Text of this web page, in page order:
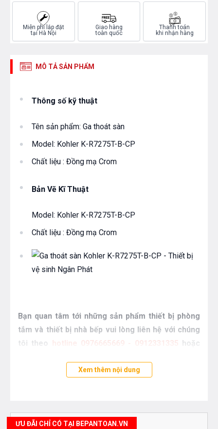
Miễn phí lắp đặt
tại Hà Nội
Giao hàng
toàn quốc
Thanh toán
khi nhận hàng
MÔ TẢ SẢN PHẨM
Thông số kỹ thuật
Tên sản phẩm: Ga thoát sàn
Model: Kohler K-R7275T-B-CP
Chất liệu : Đồng mạ Crom
Bản Vẽ Kĩ Thuật
Model: Kohler K-R7275T-B-CP
Chất liệu : Đồng mạ Crom
Bạn quan tâm tới những sản phẩm thiết bị phòng
tắm và thiết bị nhà bếp vui lòng liên hệ với chúng
tôi theo
hotline 0976665669 - 0912331335 hoặc
tư vấn tốt nhất từ các nhân viên bán hàng của
Xem thêm nội dung
ƯU ĐÃI CHỈ CÓ TẠI BEPANTOAN.VN